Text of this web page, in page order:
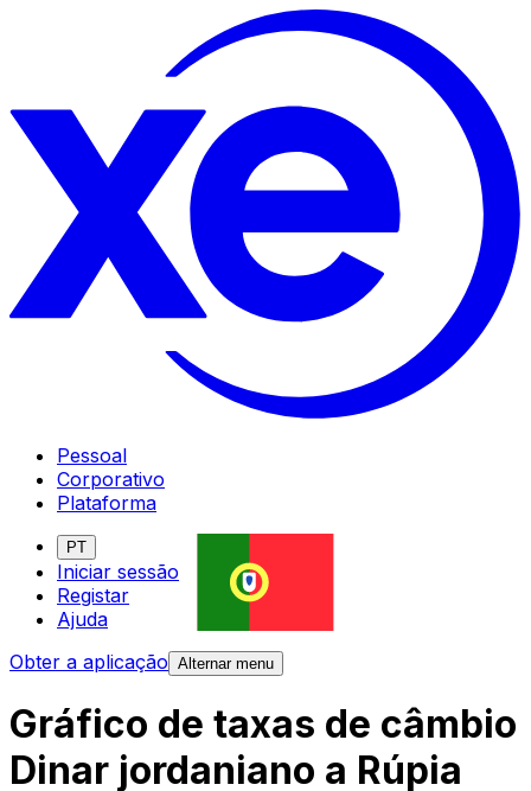
Pessoal
Corporativo
Plataforma
PT
Iniciar sessão
Registar
Ajuda
Obter a aplicação Alternar menu
Gráfico de taxas de câmbio
Dinar jordaniano a Rúpia